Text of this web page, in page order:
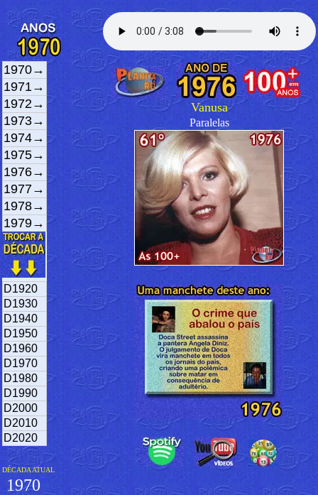
1970→
1971→
1972→
1973→
1974→
1975→
1976→
1977→
1978→
1979→
D1920
D1930
D1940
D1950
D1960
D1970
D1980
D1990
D2000
D2010
D2020
DÉCADA ATUAL
1970
Vanusa
Paralelas